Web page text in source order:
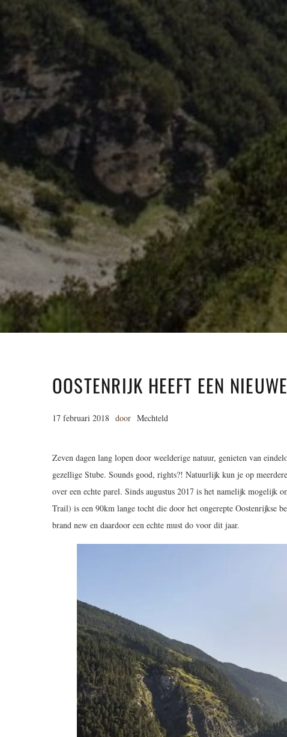
OOSTENRIJK HEEFT EEN
17 februari 2018 door Mechteld
Zeven dagen lang lopen door weelderige natuur, genieten van
gezellige Stube. Sounds good, rights?! Natuurlijk kun je op
over een echte parel. Sinds augustus 2017 is het namelijk
Trail) is een 90km lange tocht die door het ongerepte Oostenrijkse
brand new en daardoor een echte must do voor dit jaar.